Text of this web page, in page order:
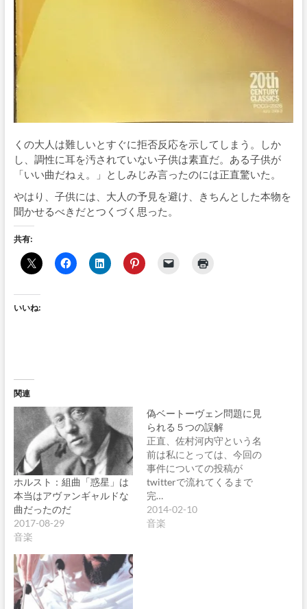
くの大人は難しいとすぐに拒否反応を示してしまう。しか
し、調性に耳を汚されていない子供は素直だ。ある子供が
「いい曲だねぇ。」としみじみ言ったのには正直驚いた。
やはり、子供には、大人の予見を避け、きちんとした本物を
聞かせるべきだとつくづく思った。
共有:
いいね:
関連
ホルスト：組曲「惑星」は
本当はアヴァンギャルドな
曲だったのだ
2017-08-29
音楽
偽ベートーヴェン問題に見
られる５つの誤解
正直、佐村河内守という名
前は私にとっては、今回の
事件についての投稿が
twitterで流れてくるまで
完…
2014-02-10
音楽